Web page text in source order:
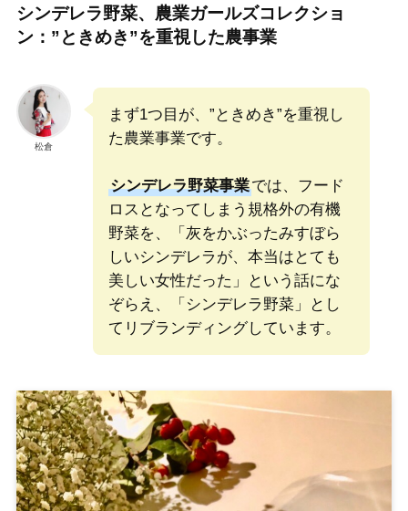
シンデレラ野菜、農業ガールズコレクショ
ン：”ときめき”を重視した農事業
松倉
まず1つ目が、”ときめき”を重視し
た農業事業です。
シンデレラ野菜事業では、フード
ロスとなってしまう規格外の有機
野菜を、「灰をかぶったみすぼら
しいシンデレラが、本当はとても
美しい女性だった」という話にな
ぞらえ、「シンデレラ野菜」とし
てリブランディングしています。